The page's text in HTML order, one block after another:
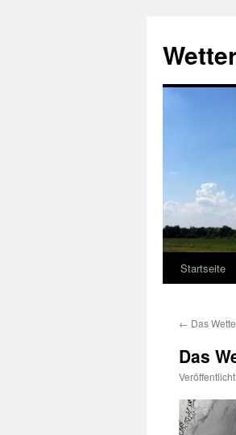
springen
Startseite
← Das
Das